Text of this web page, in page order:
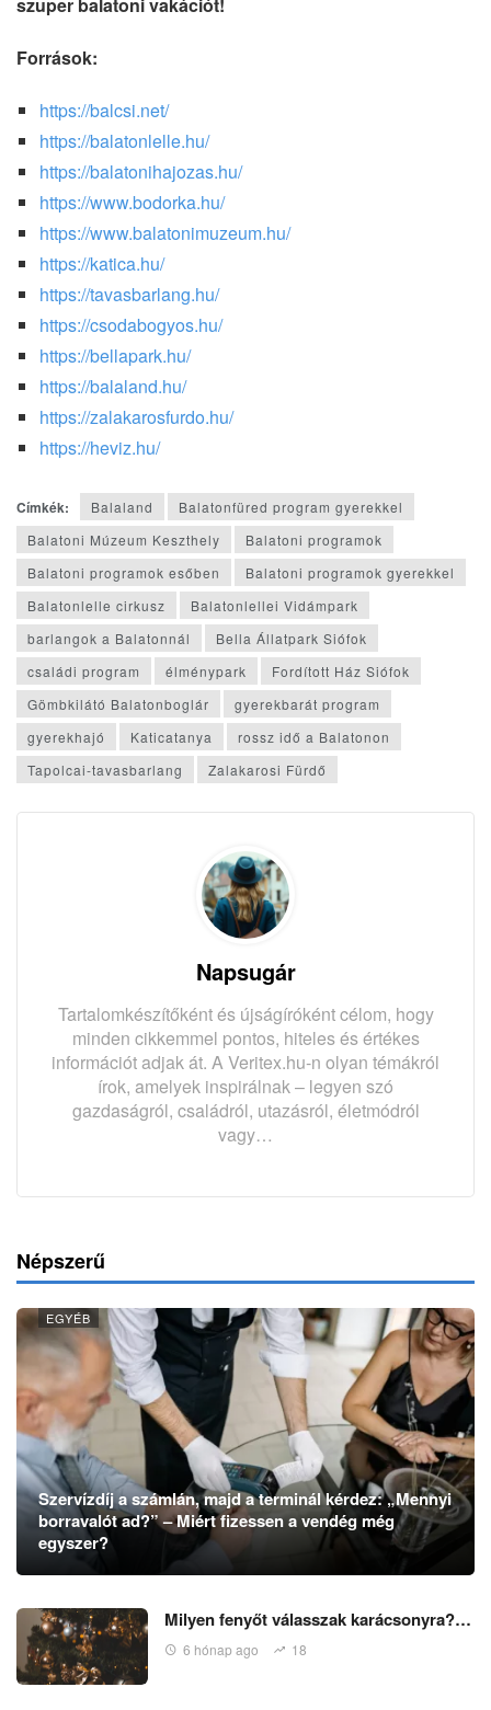
szuper balatoni vakációt!
Források:
https://balcsi.net/
https://balatonlelle.hu/
https://balatonihajozas.hu/
https://www.bodorka.hu/
https://www.balatonimuzeum.hu/
https://katica.hu/
https://tavasbarlang.hu/
https://csodabogyos.hu/
https://bellapark.hu/
https://balaland.hu/
https://zalakarosfurdo.hu/
https://heviz.hu/
Címkék: Balaland
Balatonfüred program gyerekkel
Balatoni Múzeum Keszthely
Balatoni programok
Balatoni programok esőben
Balatoni programok gyerekkel
Balatonlelle cirkusz
Balatonlellei Vidámpark
barlangok a Balatonnál
Bella Állatpark Siófok
családi program
élménypark
Fordított Ház Siófok
Gömbkilátó Balatonboglár
gyerekbarát program
gyerekhajó
Katicatanya
rossz idő a Balatonon
Tapolcai-tavasbarlang
Zalakarosi Fürdő
Napsugár
Tartalomkészítőként és újságíróként célom, hogy
minden cikkemmel pontos, hiteles és értékes
információt adjak át. A Veritex.hu-n olyan témákról
írok, amelyek inspirálnak – legyen szó
gazdaságról, családról, utazásról, életmódról
vagy…
Népszerű
EGYÉB
Szervízdíj a számlán, majd a terminál kérdez: „Mennyi
borravalót ad?” – Miért fizessen a vendég még
egyszer?
Milyen fenyőt válasszak karácsonyra?…
6 hónap ago 18